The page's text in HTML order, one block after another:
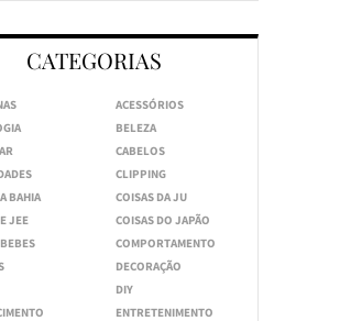
CATEGORIAS
ACESSÓRIOS
BELEZA
CABELOS
CLIPPING
BAHIA
COISAS DA JU
JEE
COISAS DO JAPÃO
COMPORTAMENTO
DECORAÇÃO
DIY
ENTRETENIMENTO